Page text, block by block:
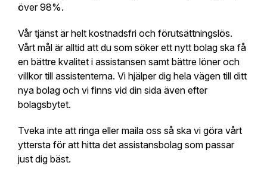
över 98%.
Vår tjänst är helt kostnadsfri och förutsättningslös.
Vårt mål är alltid att du som söker ett nytt bolag ska få
en bättre kvalitet i assistansen samt bättre löner och
villkor till assistenterna. Vi hjälper dig hela vägen till ditt
nya bolag och vi finns vid din sida även efter
bolagsbytet.
Tveka inte att ringa eller maila oss så ska vi göra vårt
yttersta för att hitta det assistansbolag som passar
just dig bäst.